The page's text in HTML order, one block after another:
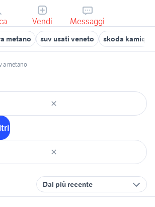
Vendi Messaggi
metano suv usati veneto skoda kamiq
a metano
Dal più recente